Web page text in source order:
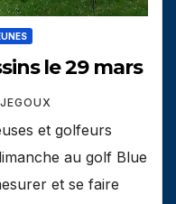
le 29 mars
et golfeurs
au golf Blue
et se faire